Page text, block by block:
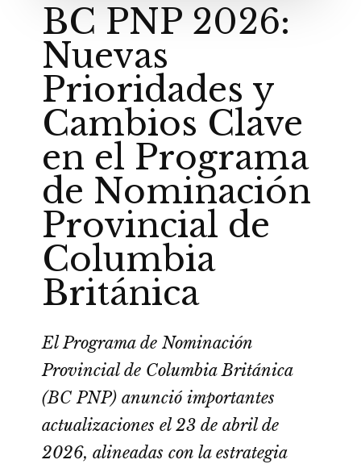
BC PNP 2026:
Nuevas
Prioridades y
Cambios Clave
en el Programa
de Nominación
Provincial de
Columbia
Británica
El Programa de Nominación
Provincial de Columbia Británica
(BC PNP) anunció importantes
actualizaciones el 23 de abril de
2026, alineadas con la estrategia